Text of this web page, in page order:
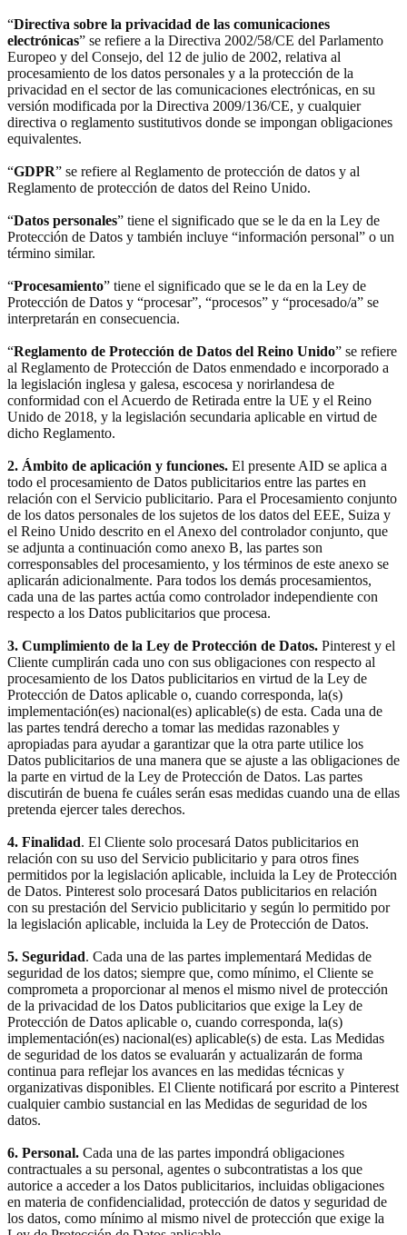
“Directiva sobre la privacidad de las comunicaciones
electrónicas” se refiere a la Directiva 2002/58/CE del Parlamento
Europeo y del Consejo, del 12 de julio de 2002, relativa al
procesamiento de los datos personales y a la protección de la
privacidad en el sector de las comunicaciones electrónicas, en su
versión modificada por la Directiva 2009/136/CE, y cualquier
directiva o reglamento sustitutivos donde se impongan obligaciones
equivalentes.
“GDPR” se refiere al Reglamento de protección de datos y al
Reglamento de protección de datos del Reino Unido.
“Datos personales” tiene el significado que se le da en la Ley de
Protección de Datos y también incluye “información personal” o un
término similar.
“Procesamiento” tiene el significado que se le da en la Ley de
Protección de Datos y “procesar”, “procesos” y “procesado/a” se
interpretarán en consecuencia.
“Reglamento de Protección de Datos del Reino Unido” se refiere
al Reglamento de Protección de Datos enmendado e incorporado a
la legislación inglesa y galesa, escocesa y norirlandesa de
conformidad con el Acuerdo de Retirada entre la UE y el Reino
Unido de 2018, y la legislación secundaria aplicable en virtud de
dicho Reglamento.
2. Ámbito de aplicación y funciones. El presente AID se aplica a
todo el procesamiento de Datos publicitarios entre las partes en
relación con el Servicio publicitario. Para el Procesamiento conjunto
de los datos personales de los sujetos de los datos del EEE, Suiza y
el Reino Unido descrito en el Anexo del controlador conjunto, que
se adjunta a continuación como anexo B, las partes son
corresponsables del procesamiento, y los términos de este anexo se
aplicarán adicionalmente. Para todos los demás procesamientos,
cada una de las partes actúa como controlador independiente con
respecto a los Datos publicitarios que procesa.
3. Cumplimiento de la Ley de Protección de Datos. Pinterest y el
Cliente cumplirán cada uno con sus obligaciones con respecto al
procesamiento de los Datos publicitarios en virtud de la Ley de
Protección de Datos aplicable o, cuando corresponda, la(s)
implementación(es) nacional(es) aplicable(s) de esta. Cada una de
las partes tendrá derecho a tomar las medidas razonables y
apropiadas para ayudar a garantizar que la otra parte utilice los
Datos publicitarios de una manera que se ajuste a las obligaciones de
la parte en virtud de la Ley de Protección de Datos. Las partes
discutirán de buena fe cuáles serán esas medidas cuando una de ellas
pretenda ejercer tales derechos.
4. Finalidad. El Cliente solo procesará Datos publicitarios en
relación con su uso del Servicio publicitario y para otros fines
permitidos por la legislación aplicable, incluida la Ley de Protección
de Datos. Pinterest solo procesará Datos publicitarios en relación
con su prestación del Servicio publicitario y según lo permitido por
la legislación aplicable, incluida la Ley de Protección de Datos.
5. Seguridad. Cada una de las partes implementará Medidas de
seguridad de los datos; siempre que, como mínimo, el Cliente se
comprometa a proporcionar al menos el mismo nivel de protección
de la privacidad de los Datos publicitarios que exige la Ley de
Protección de Datos aplicable o, cuando corresponda, la(s)
implementación(es) nacional(es) aplicable(s) de esta. Las Medidas
de seguridad de los datos se evaluarán y actualizarán de forma
continua para reflejar los avances en las medidas técnicas y
organizativas disponibles. El Cliente notificará por escrito a Pinterest
cualquier cambio sustancial en las Medidas de seguridad de los
datos.
6. Personal. Cada una de las partes impondrá obligaciones
contractuales a su personal, agentes o subcontratistas a los que
autorice a acceder a los Datos publicitarios, incluidas obligaciones
en materia de confidencialidad, protección de datos y seguridad de
los datos, como mínimo al mismo nivel de protección que exige la